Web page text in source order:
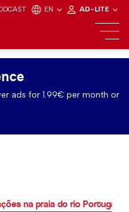
EN AD-LITE
ads for 1.99€ per month or
na praia do rio Portugal